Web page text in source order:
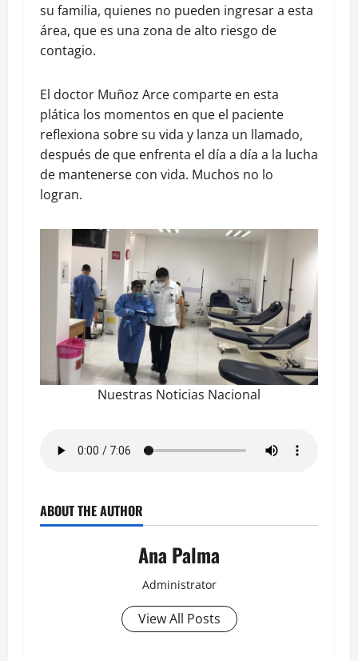
su familia, quienes no pueden ingresar a esta
área, que es una zona de alto riesgo de
contagio.
El doctor Muñoz Arce comparte en esta
plática los momentos en que el paciente
reflexiona sobre su vida y lanza un llamado,
después de que enfrenta el día a día a la lucha
de mantenerse con vida. Muchos no lo
logran.
Nuestras Noticias Nacional
ABOUT THE AUTHOR
Ana Palma
Administrator
View All Posts